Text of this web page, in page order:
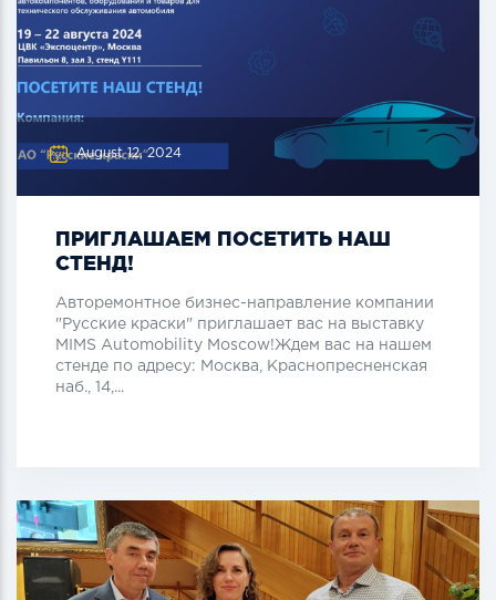
August 12, 2024
ПРИГЛАШАЕМ ПОСЕТИТЬ НАШ
СТЕНД!
Авторемонтное бизнес-направление компании
"Русские краски" приглашает вас на выставку
MIMS Automobility Moscow!Ждем вас на нашем
стенде по адресу: Москва, Краснопресненская
наб., 14,...